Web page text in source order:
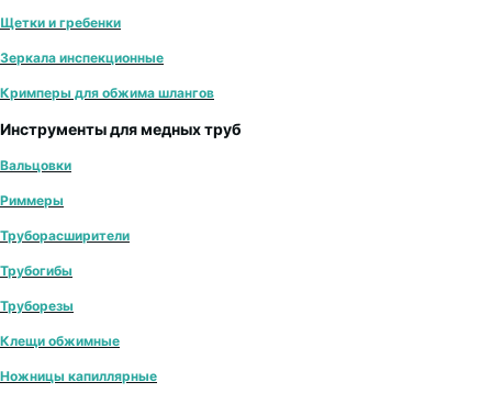
Щетки и гребенки
Зеркала инспекционные
Кримперы для обжима шлангов
Инструменты для медных труб
Вальцовки
Риммеры
Труборасширители
Трубогибы
Труборезы
Клещи обжимные
Ножницы капиллярные